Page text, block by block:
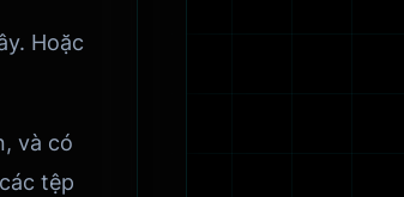
Hoặc
và có
tệp